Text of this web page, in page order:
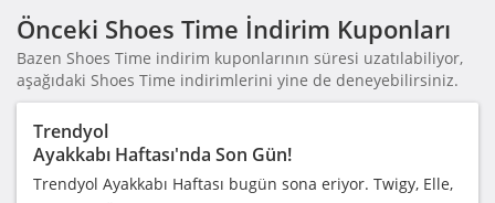
Önceki Shoes Time İndirim Kuponları
Bazen Shoes Time indirim kuponlarının süresi uzatılabiliyor,
aşağıdaki Shoes Time indirimlerini yine de deneyebilirsiniz.
Trendyol
Ayakkabı Haftası'nda Son Gün!
Trendyol Ayakkabı Haftası bugün sona eriyor. Twigy, Elle,